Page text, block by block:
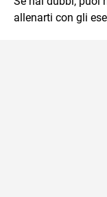
allenarti con gli